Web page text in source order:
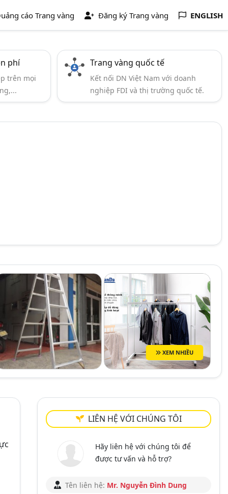
cáo Trang vàng Đăng ký Trang vàng ENGLISH
phí
trên mọi
Trang vàng quốc tế
Kết nối DN Việt Nam với doanh
nghiệp FDI và thị trường quốc tế.
XEM NHIỀU
LIÊN HỆ VỚI CHÚNG TÔI
Hãy liên hệ với chúng tôi để
được tư vấn và hỗ trợ?
Tên liên hệ: Mr. Nguyễn Đình Dung